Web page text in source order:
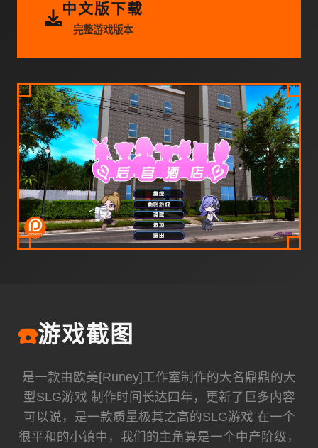
中文版下载
完整游戏版本
☎️游戏截图
是一款由欧美[Runey]工作室制作的大名鼎鼎的大
型SLG游戏 制作时间长达四年，更新了巨多内容
可以说，是一款质量极其之高的SLG游戏 在一个
很平和的小镇中，我们的主角算是一个中产阶级，